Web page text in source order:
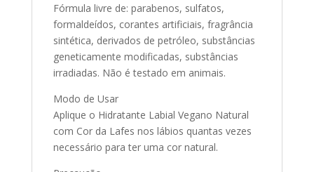
Fórmula livre de: parabenos, sulfatos,
formaldeídos, corantes artificiais, fragrância
sintética, derivados de petróleo, substâncias
geneticamente modificadas, substâncias
irradiadas. Não é testado em animais.
Modo de Usar
Aplique o Hidratante Labial Vegano Natural
com Cor da Lafes nos lábios quantas vezes
necessário para ter uma cor natural.